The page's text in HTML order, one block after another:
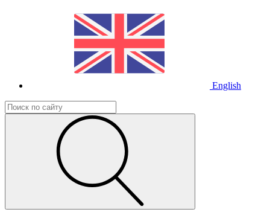
English